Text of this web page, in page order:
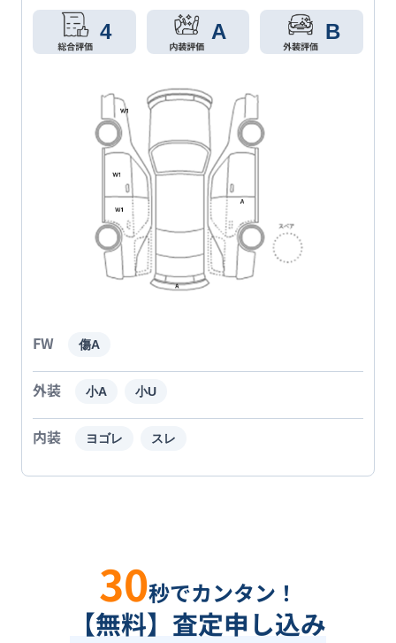
4 A B
FW 傷A
外装 小A 小U
内装 ヨゴレ スレ
30秒でカンタン！
【無料】査定申し込み